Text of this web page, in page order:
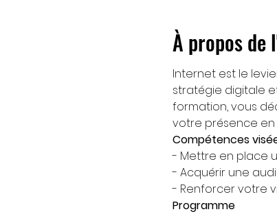
À propos de
Internet est le
stratégie digitale
formation, vous
votre présence
Compétences
- Mettre en place
- Acquérir une
- Renforcer votre
Programme